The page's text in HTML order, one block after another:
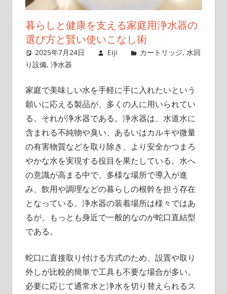
暮らしと健康を支える家庭用浄水器の
選び方と賢い使いこなし術
2025年7月24日 Eiji カートリッジ,水回
り設備, 浄水器
家庭で美味しい水を手軽に手に入れたいという
願いに応える製品が、多くの人に用いられてい
る。 それが浄水器である。浄水器は、水道水に
含まれる不純物や臭い、あるいはカルキや微量
の有害物質などを取り除き、より安全かつまろ
やかな水を実現する役目を果たしている。水へ
の意識が高まる中で、多様な場所で導入が進
み、飲用や調理などの暮らしの根幹を担う存在
となっている。浄水器の装着場所は様々ではあ
るが、もっとも身近で一般的なのが蛇口直結型
である。
蛇口に直接取り付ける方式のため、設置や取り
外しが比較的簡単で工具も不要な場合が多い。
必要に応じて通常水と浄水を切り替えられるス